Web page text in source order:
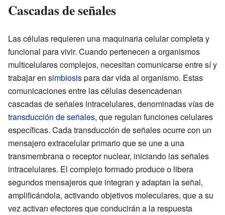
Cascadas de señales
Las células requieren una maquinaria celular completa y
funcional para vivir. Cuando pertenecen a organismos
multicelulares complejos, necesitan comunicarse entre sí y
trabajar en simbiosispara dar vida al organismo. Estas
comunicaciones entre las células desencadenan
cascadas de señales intracelulares, denominadas vías de
transducción de señales, que regulan funciones celulares
específicas. Cada transducción de señales ocurre con un
mensajero extracelular primario que se une a una
transmembrana o receptor nuclear, iniciando las señales
intracelulares. El complejo formado produce o libera
segundos mensajeros que integran y adaptan la señal,
amplificándola, activando objetivos moleculares, que a su
vez activan efectores que conducirán a la respuesta